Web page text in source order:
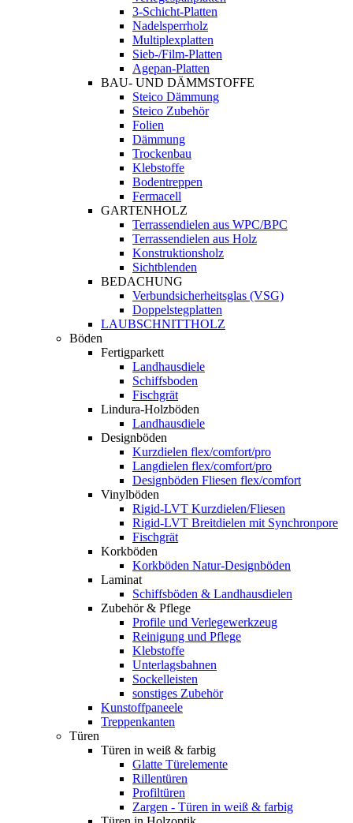
3-Schicht-Platten
Nadelsperrholz
Multiplexplatten
Sieb-/Film-Platten
Agepan-Platten
BAU- UND DÄMMSTOFFE
Steico Dämmung
Steico Zubehör
Folien
Dämmung
Trockenbau
Klebstoffe
Bodentreppen
Fermacell
GARTENHOLZ
Terrassendielen aus WPC/BPC
Terrassendielen aus Holz
Konstruktionsholz
Sichtblenden
BEDACHUNG
Verbundsicherheitsglas (VSG)
Doppelstegplatten
LAUBSCHNITTHOLZ
Böden
Fertigparkett
Landhausdiele
Schiffsboden
Fischgrät
Lindura-Holzböden
Landhausdiele
Designböden
Kurzdielen flex/comfort/pro
Langdielen flex/comfort/pro
Designböden Fliesen flex/comfort
Vinylböden
Rigid-LVT Kurzdielen/Fliesen
Rigid-LVT Breitdielen mit Synchronpore
Fischgrät
Korkböden
Korkböden Natur-Designböden
Laminat
Schiffsböden & Landhausdielen
Zubehör & Pflege
Profile und Verlegewerkzeug
Reinigung und Pflege
Klebstoffe
Unterlagsbahnen
Sockelleisten
sonstiges Zubehör
Kunstoffpaneele
Treppenkanten
Türen
Türen in weiß & farbig
Glatte Türelemente
Rillentüren
Profiltüren
Zargen - Türen in weiß & farbig